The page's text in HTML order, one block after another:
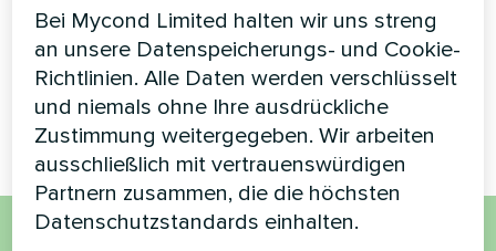
Energieeffiziente Split-
Wärmepumpenlösung für ein
privates Zuhause mit der
Mycond BeeHeat-Serie.
Bei Mycond Limited halten wir uns streng
an unsere Datenspeicherungs- und Cookie-
Richtlinien. Alle Daten werden verschlüsselt
und niemals ohne Ihre ausdrückliche
Zustimmung weitergegeben. Wir arbeiten
ausschließlich mit vertrauenswürdigen
Partnern zusammen, die die höchsten
Datenschutzstandards einhalten.